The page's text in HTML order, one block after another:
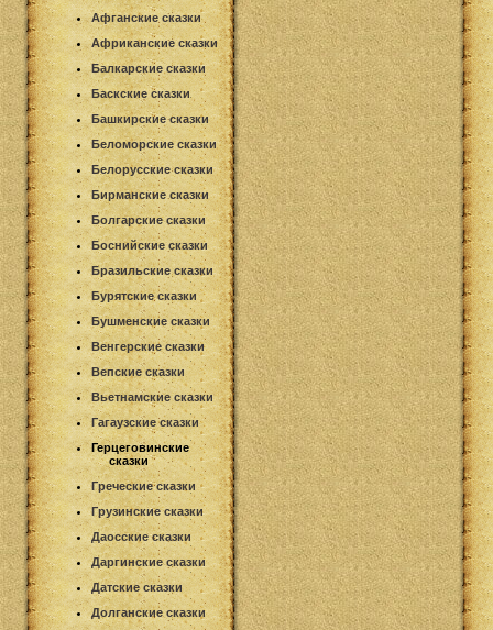
Афганские сказки
Африканские сказки
Балкарские сказки
Баскские сказки
Башкирские сказки
Беломорские сказки
Белорусские сказки
Бирманские сказки
Болгарские сказки
Боснийские сказки
Бразильские сказки
Бурятские сказки
Бушменские сказки
Венгерские сказки
Вепские сказки
Вьетнамские сказки
Гагаузские сказки
Герцеговинские
сказки
Греческие сказки
Грузинские сказки
Даосские сказки
Даргинские сказки
Датские сказки
Долганские сказки